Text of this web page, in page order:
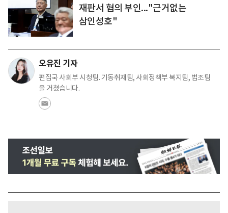
재판서 혐의 부인..."근거없는
삼인성호"
오유진 기자
편집국 사회부 시청팀. 기동취재팀, 사회정책부 복지팀, 법조팀
을 거쳤습니다.